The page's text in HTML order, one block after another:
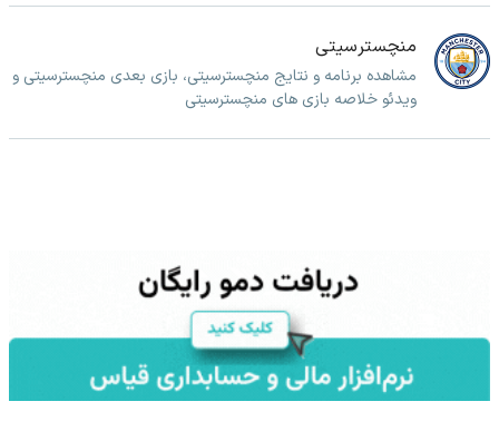
منچسترسیتی
مشاهده برنامه و نتایج منچسترسیتی، بازی بعدی منچسترسیتی و
ویدئو خلاصه بازی های منچسترسیتی